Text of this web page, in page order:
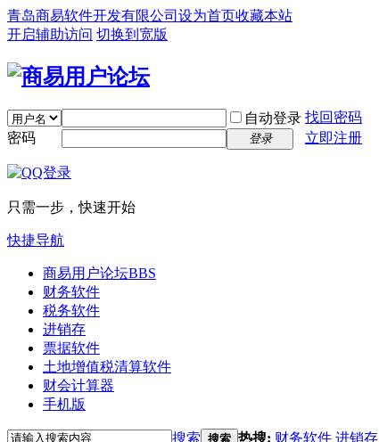
青岛商易软件开发有限公司 设为首页收藏本站
开启辅助访问 切换到宽版
自动登录 找回密码
密码
登录 立即注册
只需一步，快速开始
快捷导航
商易用户论坛BBS
财务软件
税务软件
进销存
票据软件
土地增值税清算软件
财会计算器
手机版
搜索 搜索 热搜: 财务软件 进销存